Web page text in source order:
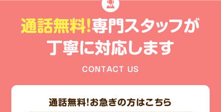
通話無料!専門スタッフが
丁寧に対応します
CONTACT US
通話無料！お急ぎの方はこちら